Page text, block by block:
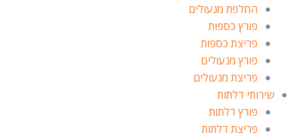
החלפת מנעולים
פורץ כספות
פריצת כספות
פורץ מנעולים
פריצת מנעולים
שירותי דלתות
פורץ דלתות
פריצת דלתות